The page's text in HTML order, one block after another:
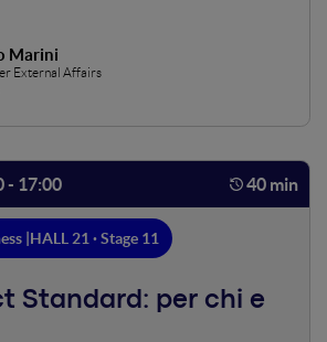
Marini
External Affairs
- 17:00 40 min
|HALL 21 · Stage 11
Standard: per chi e